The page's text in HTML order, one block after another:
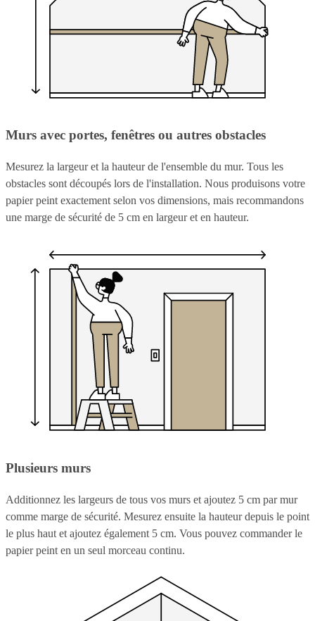
Murs avec portes, fenêtres ou autres obstacles
Mesurez la largeur et la hauteur de l'ensemble du mur. Tous les
obstacles sont découpés lors de l'installation. Nous produisons votre
papier peint exactement selon vos dimensions, mais recommandons
une marge de sécurité de 5 cm en largeur et en hauteur.
Plusieurs murs
Additionnez les largeurs de tous vos murs et ajoutez 5 cm par mur
comme marge de sécurité. Mesurez ensuite la hauteur depuis le point
le plus haut et ajoutez également 5 cm. Vous pouvez commander le
papier peint en un seul morceau continu.